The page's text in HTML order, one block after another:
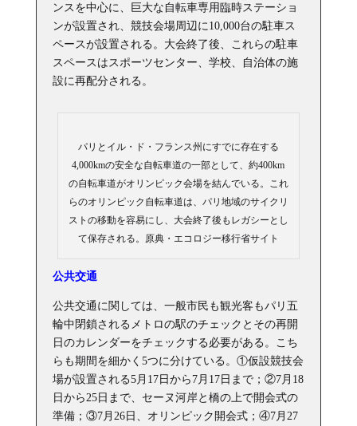
ンスを中心に、巨大な自転車専用臨時ステーショ
ンが設置され、競技会場周辺に10,000台の駐車ス
ペースが設置される。大会終了後、これらの駐車
スペースはスポーツセンター、学校、自治体の施
設に再配分される。
パリとイル・ド・フランス州にすでに存在する
4,000kmの安全な自転車道の一部として、約400km
の自転車道がオリンピック会場を結んでいる。これ
らのオリンピック自転車道は、パリ地域のサイクリ
ストの移動を容易にし、大会終了後もレガシーとし
て保存される。原典・エコロジー移行省サイト
公共交通
公共交通に関しては、一般市民も観光客もパリ五
輪中閉鎖されるメトロの駅のチェックとその再開
日のカレンダーをチェックする必要がある。こち
らも期間を細かく5つに分けている。①仮設競技会
場が設置される5月17日から7月17日まで；②7月18
日から25日まで、セーヌ河岸と橋の上で開会式の
準備；③7月26日、オリンピック開会式；④7月27